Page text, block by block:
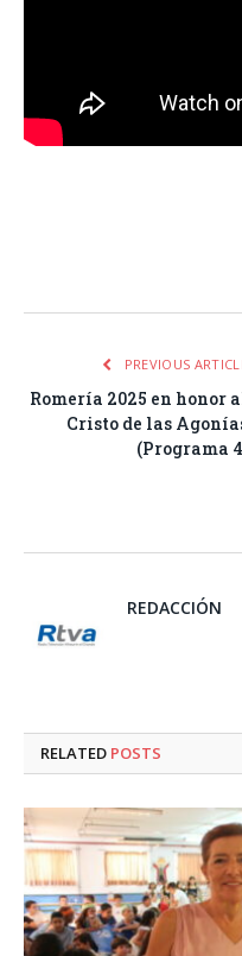
PREVIOUS
Romería 2025 en honor
Cristo de las
(Programa
REDACCIÓN
RELATED POSTS